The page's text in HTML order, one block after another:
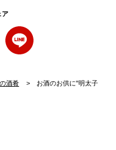
ア
酒肴
お酒のお供に"明太子